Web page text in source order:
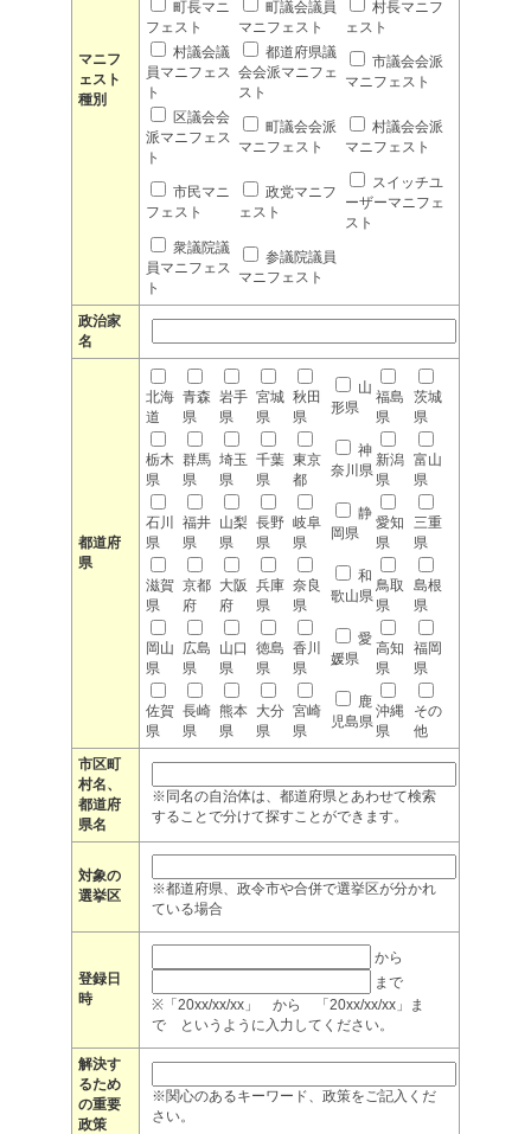
マニフ
ェスト
種別
町長マニ
フェスト
町議会議員
マニフェスト
村長マニフ
ェスト
村議会議
員マニフェス
ト
都道府県議
会会派マニフェ
スト
市議会会派
マニフェスト
区議会会
派マニフェス
ト
町議会会派
マニフェスト
村議会会派
マニフェスト
市民マニ
フェスト
政党マニフ
ェスト
スイッチユ
ーザーマニフェ
スト
衆議院議
員マニフェス
ト
参議院議員
マニフェスト
政治家
名
都道府
県
北海
道
青森
県
岩手
県
宮城
県
秋田
県
山
形県
福島
県
茨城
県
栃木
県
群馬
県
埼玉
県
千葉
県
東京
都
神
奈川県
新潟
県
富山
県
石川
県
福井
県
山梨
県
長野
県
岐阜
県
静
岡県
愛知
県
三重
県
滋賀
県
京都
府
大阪
府
兵庫
県
奈良
県
和
歌山県
鳥取
県
島根
県
岡山
県
広島
県
山口
県
徳島
県
香川
県
愛
媛県
高知
県
福岡
県
佐賀
県
長崎
県
熊本
県
大分
県
宮崎
県
鹿
児島県
沖縄
県
その
他
市区町
村名、
都道府
県名
※同名の自治体は、都道府県とあわせて検索
することで分けて探すことができます。
対象の
選挙区
※都道府県、政令市や合併で選挙区が分かれ
ている場合
登録日
時
から
まで
※「20xx/xx/xx」 から 「20xx/xx/xx」ま
で というように入力してください。
解決す
るため
の重要
政策
※関心のあるキーワード、政策をご記入くだ
さい。